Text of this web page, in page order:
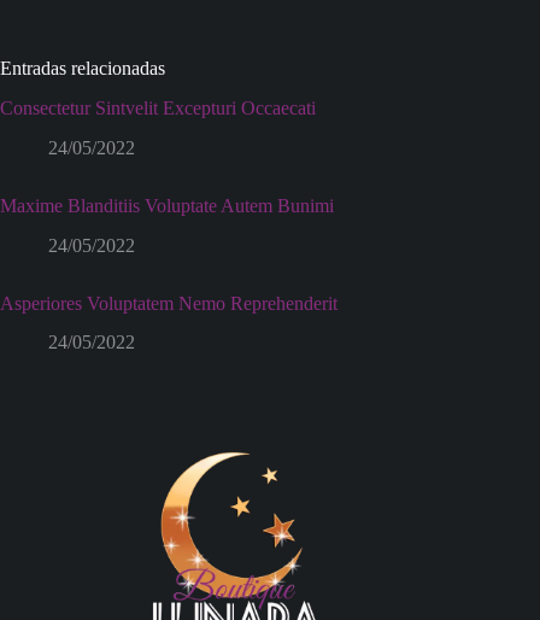
Entradas relacionadas
Consectetur Sintvelit Excepturi Occaecati
24/05/2022
Maxime Blanditiis Voluptate Autem Bunimi
24/05/2022
Asperiores Voluptatem Nemo Reprehenderit
24/05/2022